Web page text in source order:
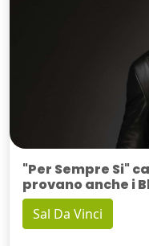
"Per Sempre Si"
provano anche i
Sal Da Vinci